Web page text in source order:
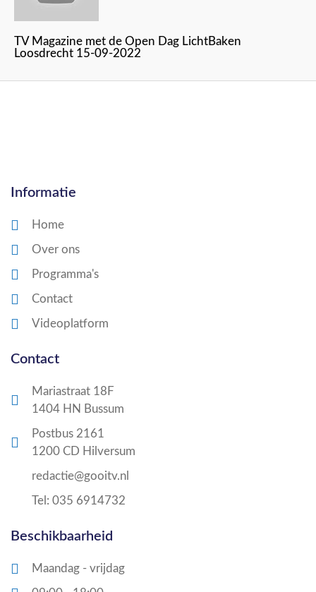
TV Magazine met de Open Dag LichtBaken
Loosdrecht 15-09-2022
Informatie
Home
Over ons
Programma's
Contact
Videoplatform
Contact
Mariastraat 18F
1404 HN Bussum
Postbus 2161
1200 CD Hilversum
redactie@gooitv.nl
Tel: 035 6914732
Beschikbaarheid
Maandag - vrijdag